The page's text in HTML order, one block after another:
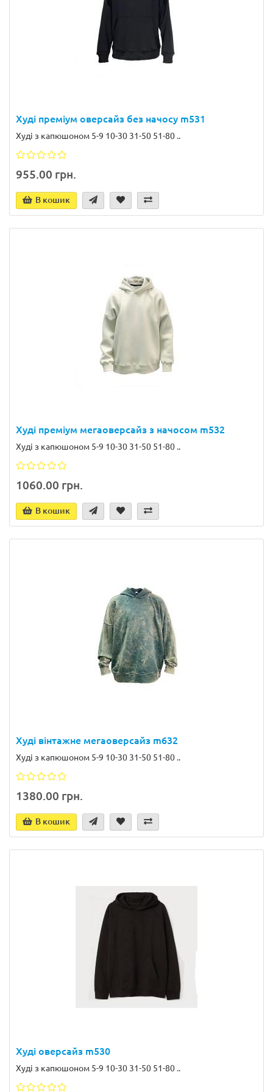
Худі преміум оверсайз без начосу m531
Худі з капюшоном 5-9 10-30 31-50 51-80 ..
955.00 грн.
В кошик
Худі преміум мегаоверсайз з начосом m532
Худі з капюшоном 5-9 10-30 31-50 51-80 ..
1060.00 грн.
В кошик
Худі вінтажне мегаоверсайз m632
Худі з капюшоном 5-9 10-30 31-50 51-80 ..
1380.00 грн.
В кошик
Худі оверсайз m530
Худі з капюшоном 5-9 10-30 31-50 51-80 ..